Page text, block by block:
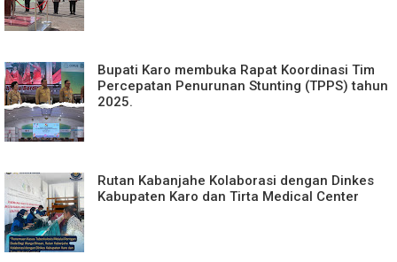
Bupati Karo membuka Rapat Koordinasi Tim
Percepatan Penurunan Stunting (TPPS) tahun
2025.
Rutan Kabanjahe Kolaborasi dengan Dinkes
Kabupaten Karo dan Tirta Medical Center